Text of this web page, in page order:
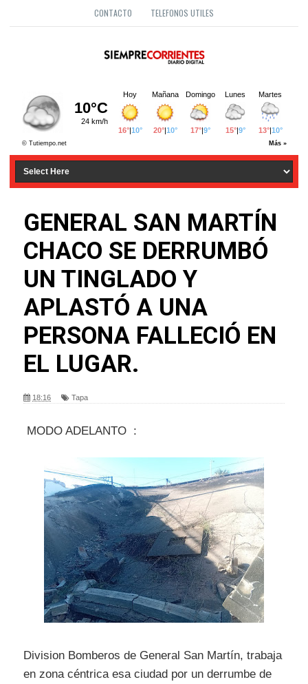
CONTACTO TELEFONOS UTILES
GENERAL SAN MARTÍN
CHACO SE DERRUMBÓ
UN TINGLADO Y
APLASTÓ A UNA
PERSONA FALLECIÓ EN
EL LUGAR.
18:16 Tapa
MODO ADELANTO :
Division Bomberos de General San Martín, trabaja
en zona céntrica esa ciudad por un derrumbe de